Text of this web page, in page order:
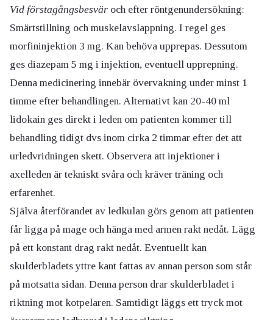
Vid förstagångsbesvär och efter röntgenundersökning:
Smärtstillning och muskelavslappning. I regel ges
morfininjektion 3 mg. Kan behöva upprepas. Dessutom
ges diazepam 5 mg i injektion, eventuell upprepning.
Denna medicinering innebär övervakning under minst 1
timme efter behandlingen. Alternativt kan 20-40 ml
lidokain ges direkt i leden om patienten kommer till
behandling tidigt dvs inom cirka 2 timmar efter det att
urledvridningen skett. Observera att injektioner i
axelleden är tekniskt svåra och kräver träning och
erfarenhet.
Själva återförandet av ledkulan görs genom att patienten
får ligga på mage och hänga med armen rakt nedåt. Lägg
på ett konstant drag rakt nedåt. Eventuellt kan
skulderbladets yttre kant fattas av annan person som står
på motsatta sidan. Denna person drar skulderbladet i
riktning mot kotpelaren. Samtidigt läggs ett tryck mot